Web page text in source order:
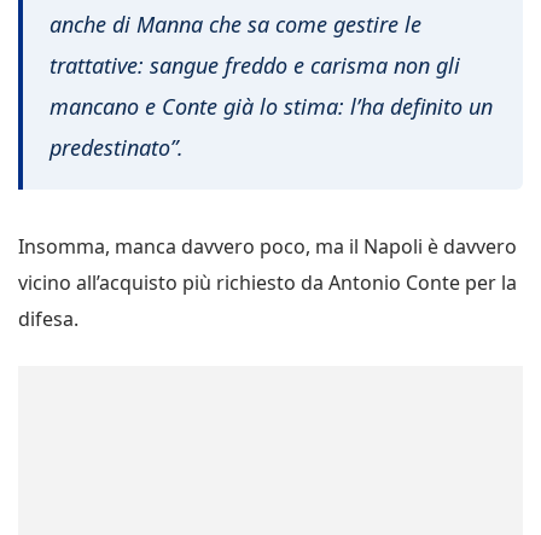
anche di Manna che sa come gestire le
trattative: sangue freddo e carisma non gli
mancano e Conte già lo stima: l’ha definito un
predestinato”.
Insomma, manca davvero poco, ma il Napoli è davvero
vicino all’acquisto più richiesto da Antonio Conte per la
difesa.